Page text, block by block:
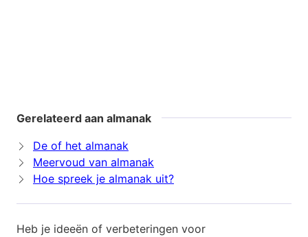
Gerelateerd aan almanak
De of het almanak
Meervoud van almanak
Hoe spreek je almanak uit?
Heb je ideeën of verbeteringen voor